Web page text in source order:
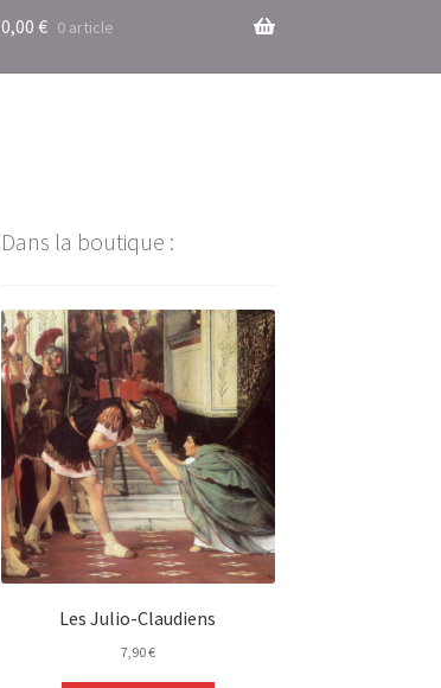
0,00 € 0 article
Dans la boutique :
Les Julio-Claudiens
7,90€